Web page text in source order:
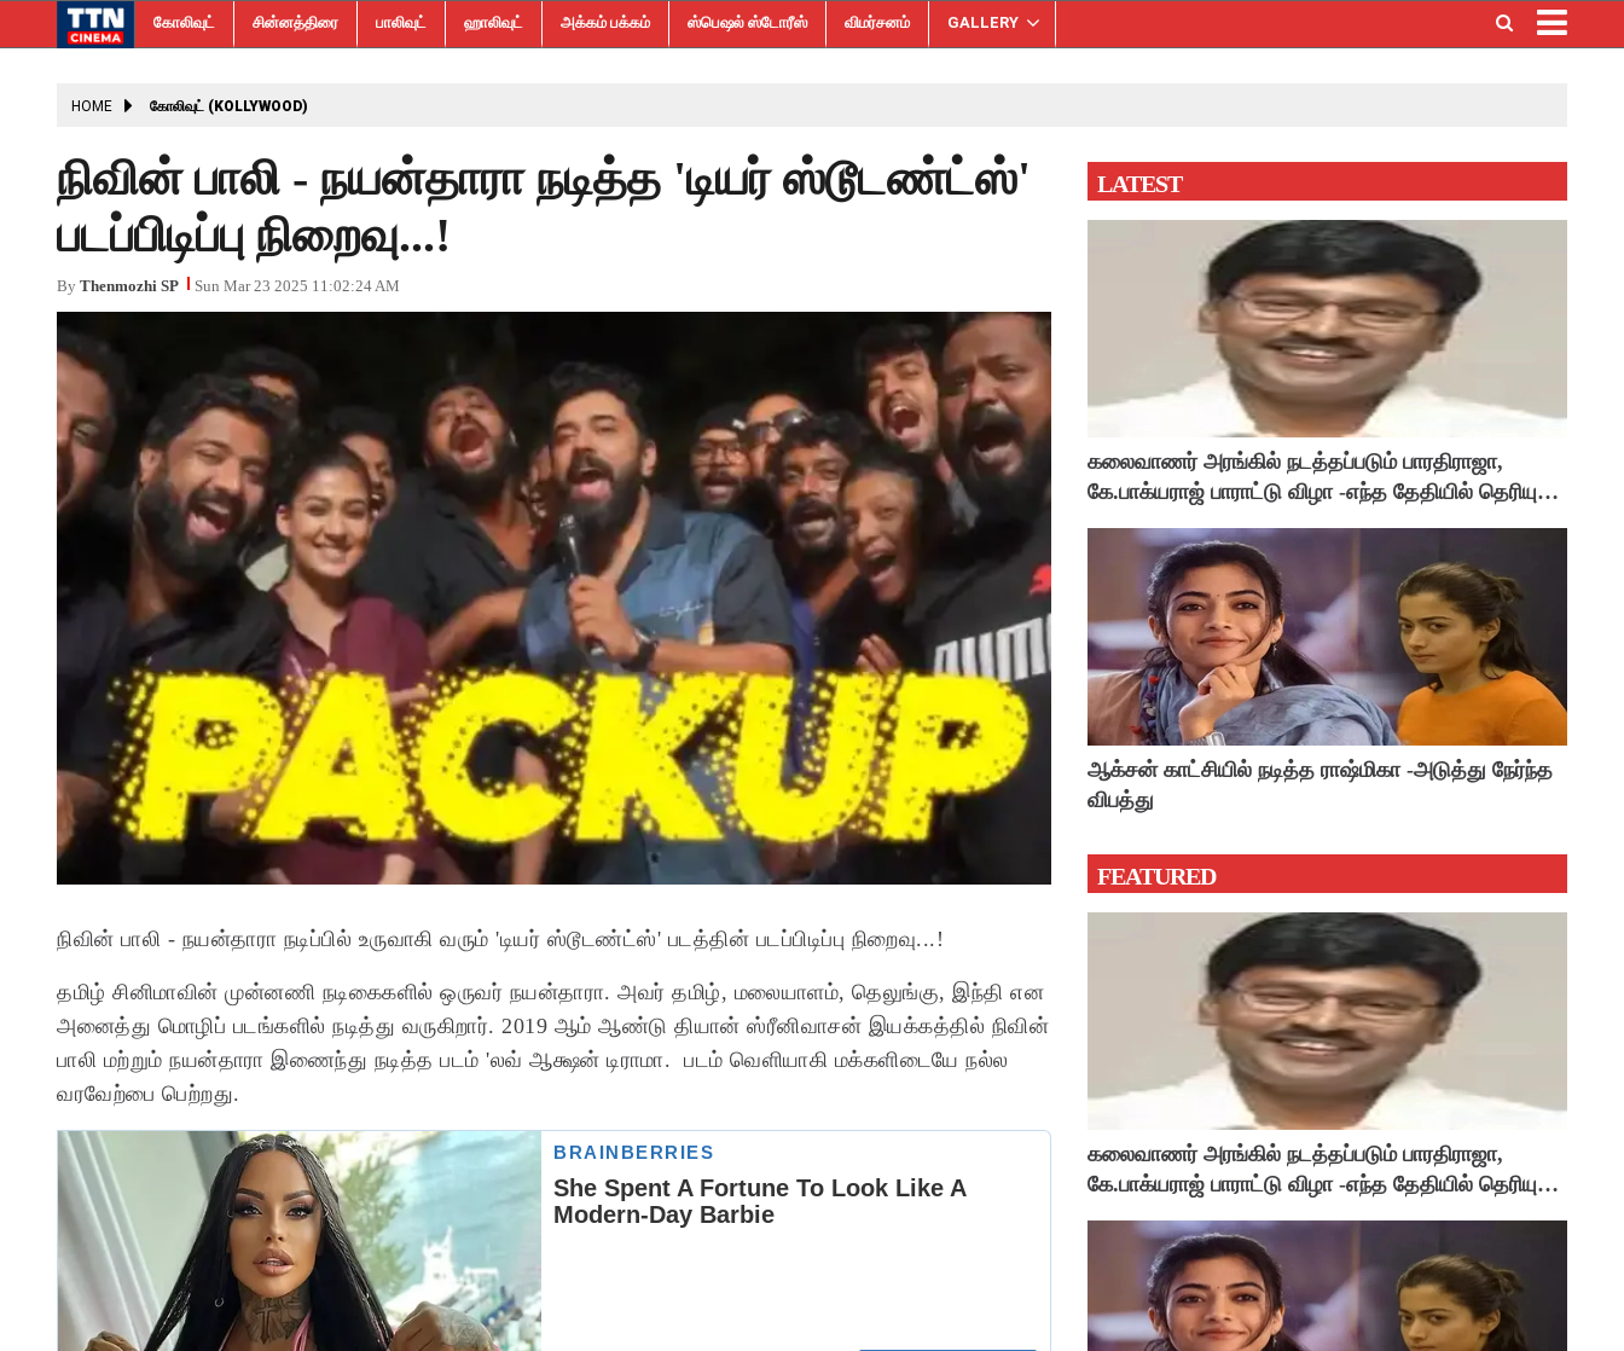
கோலிவுட் சின்னத்திரை பாலிவுட் ஹாலிவுட் அக்கம் பக்கம் ஸ்பெஷல் ஸ்டோரீஸ் விமர்சனம் GALLERY
HOME கோலிவுட் (KOLLYWOOD)
நிவின் பாலி - நயன்தாரா நடித்த 'டியர் ஸ்டூடண்ட்ஸ்'
படப்பிடிப்பு நிறைவு...!
By Thenmozhi SP Sun Mar 23 2025 11:02:24 AM
நிவின் பாலி - நயன்தாரா நடிப்பில் உருவாகி வரும் 'டியர் ஸ்டூடண்ட்ஸ்' படத்தின் படப்பிடிப்பு நிறைவு...!
தமிழ் சினிமாவின் முன்னணி நடிகைகளில் ஒருவர் நயன்தாரா. அவர் தமிழ், மலையாளம், தெலுங்கு, இந்தி என
அனைத்து மொழிப் படங்களில் நடித்து வருகிறார். 2019 ஆம் ஆண்டு தியான் ஸ்ரீனிவாசன் இயக்கத்தில் நிவின்
பாலி மற்றும் நயன்தாரா இணைந்து நடித்த படம் 'லவ் ஆக்ஷன் டிராமா. படம் வெளியாகி மக்களிடையே நல்ல
வரவேற்பை பெற்றது.
LATEST
கலைவாணர் அரங்கில் நடத்தப்படும் பாரதிராஜா,
கே.பாக்யராஜ் பாராட்டு விழா -எந்த தேதியில் தெரியுமா
ஆக்சன் காட்சியில் நடித்த ராஷ்மிகா -அடுத்து நேர்ந்த
விபத்து
FEATURED
கலைவாணர் அரங்கில் நடத்தப்படும் பாரதிராஜா,
கே.பாக்யராஜ் பாராட்டு விழா -எந்த தேதியில் தெரியுமா